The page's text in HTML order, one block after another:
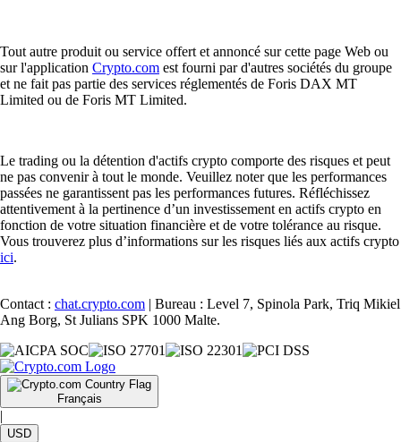
Tout autre produit ou service offert et annoncé sur cette page Web ou
sur l'application Crypto.com est fourni par d'autres sociétés du groupe
et ne fait pas partie des services réglementés de Foris DAX MT
Limited ou de Foris MT Limited.
Le trading ou la détention d'actifs crypto comporte des risques et peut
ne pas convenir à tout le monde. Veuillez noter que les performances
passées ne garantissent pas les performances futures. Réfléchissez
attentivement à la pertinence d’un investissement en actifs crypto en
fonction de votre situation financière et de votre tolérance au risque.
Vous trouverez plus d’informations sur les risques liés aux actifs crypto
ici.
Contact : chat.crypto.com | Bureau : Level 7, Spinola Park, Triq Mikiel
Ang Borg, St Julians SPK 1000 Malte.
Français
|
USD